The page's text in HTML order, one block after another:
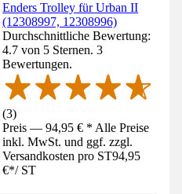
Enders Trolley für Urban II
(12308997, 12308996)
Durchschnittliche Bewertung:
4.7 von 5 Sternen. 3
Bewertungen.
(3)
Preis — 94,95 € * Alle Preise
inkl. MwSt. und ggf. zzgl.
Versandkosten pro ST94,95
€*/ ST